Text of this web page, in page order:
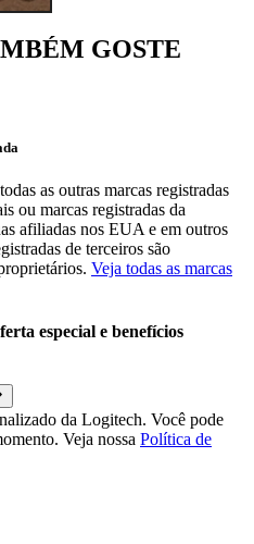
GOSTE
as outras marcas registradas
ou marcas registradas da
afiliadas nos EUA e em outros
de terceiros são
Veja todas as marcas
especial e benefícios
da Logitech. Você pode
Veja nossa Política de